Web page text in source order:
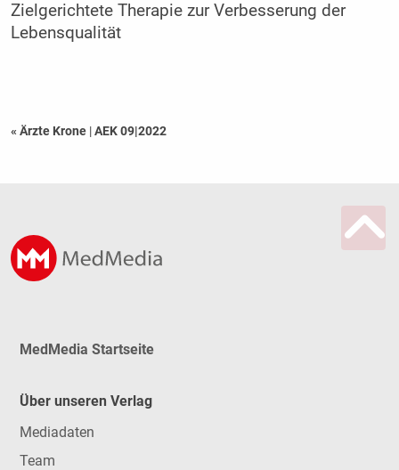
Zielgerichtete Therapie zur Verbesserung der
Lebensqualität
« Ärzte Krone |AEK 09|2022
MedMedia Startseite
Über unseren Verlag
Mediadaten
Team